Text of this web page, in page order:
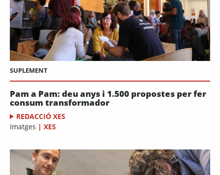
SUPLEMENT
Pam a Pam: deu anys i 1.500 propostes per fer
consum transformador
REDACCIÓ XES
Imatges | XES